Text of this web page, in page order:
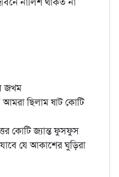
জখম
ছিলাম ষাট কোটি
কোটি জ্যান্ত ফুসফুস
যে আকাশের ঘুড়িরা